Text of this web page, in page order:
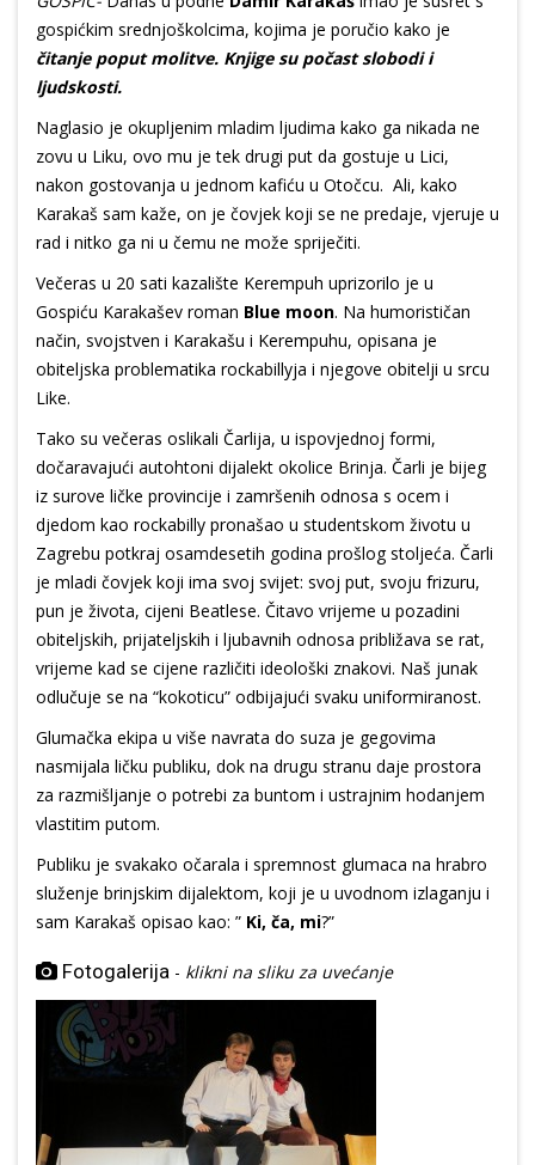
gospićkim srednjoškolcima, kojima je poručio kako je
čitanje poput molitve. Knjige su počast slobodi i
ljudskosti.
Naglasio je okupljenim mladim ljudima kako ga nikada ne
zovu u Liku, ovo mu je tek drugi put da gostuje u Lici,
nakon gostovanja u jednom kafiću u Otočcu. Ali, kako
Karakaš sam kaže, on je čovjek koji se ne predaje, vjeruje u
rad i nitko ga ni u čemu ne može spriječiti.
Večeras u 20 sati kazalište Kerempuh uprizorilo je u
Gospiću Karakašev roman Blue moon. Na humorističan
način, svojstven i Karakašu i Kerempuhu, opisana je
obiteljska problematika rockabillyja i njegove obitelji u srcu
Like.
Tako su večeras oslikali Čarlija, u ispovjednoj formi,
dočaravajući autohtoni dijalekt okolice Brinja. Čarli je bijeg
iz surove ličke provincije i zamršenih odnosa s ocem i
djedom kao rockabilly pronašao u studentskom životu u
Zagrebu potkraj osamdesetih godina prošlog stoljeća. Čarli
je mladi čovjek koji ima svoj svijet: svoj put, svoju frizuru,
pun je života, cijeni Beatlese. Čitavo vrijeme u pozadini
obiteljskih, prijateljskih i ljubavnih odnosa približava se rat,
vrijeme kad se cijene različiti ideološki znakovi. Naš junak
odlučuje se na “kokoticu” odbijajući svaku uniformiranost.
Glumačka ekipa u više navrata do suza je gegovima
nasmijala ličku publiku, dok na drugu stranu daje prostora
za razmišljanje o potrebi za buntom i ustrajnim hodanjem
vlastitim putom.
Publiku je svakako očarala i spremnost glumaca na hrabro
služenje brinjskim dijalektom, koji je u uvodnom izlaganju i
sam Karakaš opisao kao: ” Ki, ča, mi?”
Fotogalerija - klikni na sliku za uvećanje